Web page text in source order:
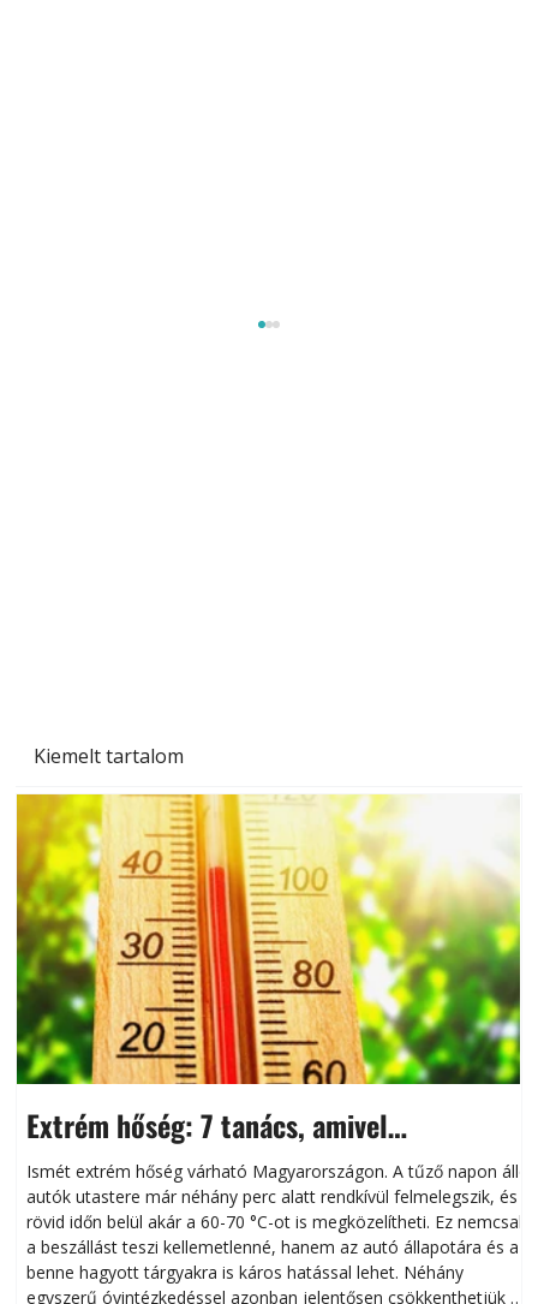
Kiemelt tartalom
Extrém hőség: 7 tanács, amivel
megóvhatjuk autónkat a nyári károktól
Ismét extrém hőség várható Magyarországon. A tűző napon álló
autók utastere már néhány perc alatt rendkívül felmelegszik, és
rövid időn belül akár a 60-70 °C-ot is megközelítheti. Ez nemcsak
a beszállást teszi kellemetlenné, hanem az autó állapotára és a
benne hagyott tárgyakra is káros hatással lehet. Néhány
egyszerű óvintézkedéssel azonban jelentősen csökkenthetjük a